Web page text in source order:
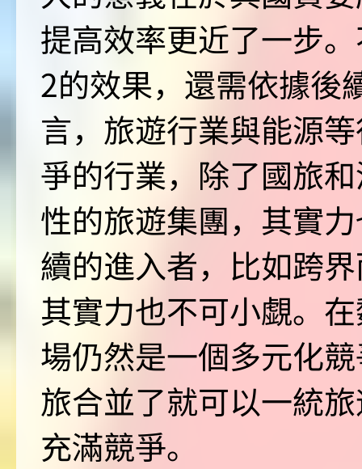
提高效率更近了一步
2的效果，還需依據後
言，旅遊行業與能源
爭的行業，除了國旅
性的旅遊集團，其實
續的進入者，比如跨
其實力也不可小覷。
場仍然是一個多元化
旅合並了就可以一統
充滿競爭。